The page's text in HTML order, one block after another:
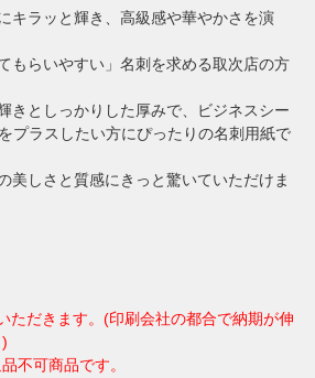
キラッと輝き、高級感や華やかさを演
もらいやすい」名刺を求める取次店の方
きとしっかりした厚みで、ビジネスシー
プラスしたい方にぴったりの名刺用紙で
しさと質感にきっと驚いていただけま
ただきます。(印刷会社の都合で納期が伸
不可商品です。